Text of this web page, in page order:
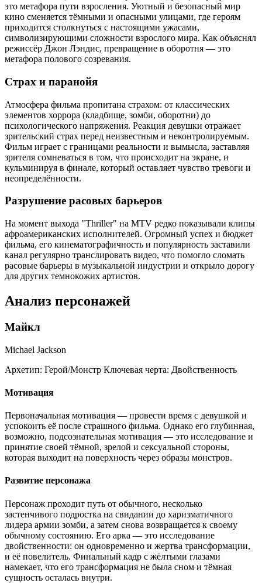
это метафора пути взросления. Уютный и безопасный мир
кино сменяется тёмными и опасными улицами, где героям
приходится столкнуться с настоящими ужасами,
символизирующими сложности взрослого мира. Как объяснял
режиссёр Джон Лэндис, превращение в оборотня — это
метафора полового созревания.
Страх и паранойя
Атмосфера фильма пропитана страхом: от классических
элементов хоррора (кладбище, зомби, оборотни) до
психологического напряжения. Реакция девушки отражает
зрительский страх перед неизвестным и неконтролируемым.
Фильм играет с границами реальности и вымысла, заставляя
зрителя сомневаться в том, что происходит на экране, и
кульминируя в финале, который оставляет чувство тревоги и
неопределённости.
Разрушение расовых барьеров
На момент выхода "Thriller" на MTV редко показывали клипы
афроамериканских исполнителей. Огромный успех и бюджет
фильма, его кинематографичность и популярность заставили
канал регулярно транслировать видео, что помогло сломать
расовые барьеры в музыкальной индустрии и открыло дорогу
для других темнокожих артистов.
Анализ персонажей
Майкл
Michael Jackson
Архетип: Герой/Монстр Ключевая черта: Двойственность
Мотивация
Первоначальная мотивация — провести время с девушкой и
успокоить её после страшного фильма. Однако его глубинная,
возможно, подсознательная мотивация — это исследование и
принятие своей тёмной, зрелой и сексуальной стороны,
которая выходит на поверхность через образы монстров.
Развитие персонажа
Персонаж проходит путь от обычного, несколько
застенчивого подростка на свидании до харизматичного
лидера армии зомби, а затем снова возвращается к своему
обычному состоянию. Его арка — это исследование
двойственности: он одновременно и жертва трансформации,
и её повелитель. Финальный кадр с жёлтыми глазами
намекает, что его трансформация не была сном и тёмная
сущность осталась внутри.